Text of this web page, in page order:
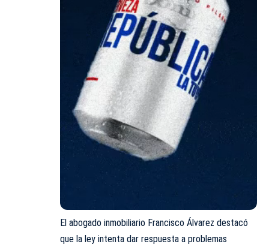
El abogado inmobiliario Francisco Álvarez destacó
que la ley intenta dar respuesta a problemas